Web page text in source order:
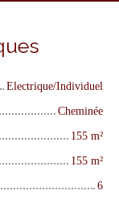
Electrique/Individuel
Cheminée
155 m²
155 m²
6